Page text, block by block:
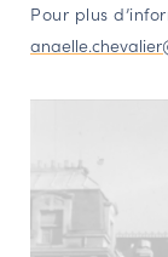
Pour plus